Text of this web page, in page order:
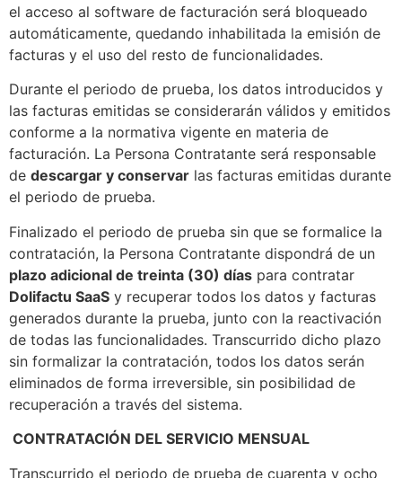
el acceso al software de facturación será bloqueado
automáticamente, quedando inhabilitada la emisión de
facturas y el uso del resto de funcionalidades.
Durante el periodo de prueba, los datos introducidos y
las facturas emitidas se considerarán válidos y emitidos
conforme a la normativa vigente en materia de
facturación. La Persona Contratante será responsable
de descargar y conservar las facturas emitidas durante
el periodo de prueba.
Finalizado el periodo de prueba sin que se formalice la
contratación, la Persona Contratante dispondrá de un
plazo adicional de treinta (30) días para contratar
Dolifactu SaaS y recuperar todos los datos y facturas
generados durante la prueba, junto con la reactivación
de todas las funcionalidades. Transcurrido dicho plazo
sin formalizar la contratación, todos los datos serán
eliminados de forma irreversible, sin posibilidad de
recuperación a través del sistema.
CONTRATACIÓN DEL SERVICIO MENSUAL
Transcurrido el periodo de prueba de cuarenta y ocho